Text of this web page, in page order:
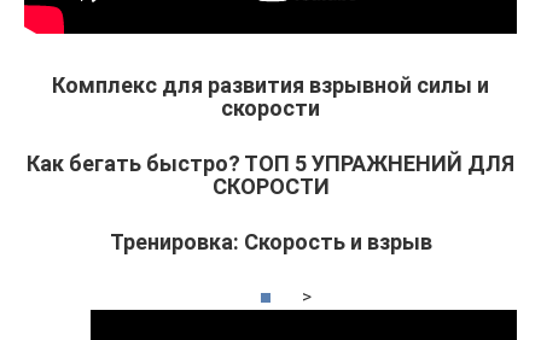
Комплекс для развития взрывной силы и
скорости
Как бегать быстро? ТОП 5 УПРАЖНЕНИЙ ДЛЯ
СКОРОСТИ
Тренировка: Скорость и взрыв
>